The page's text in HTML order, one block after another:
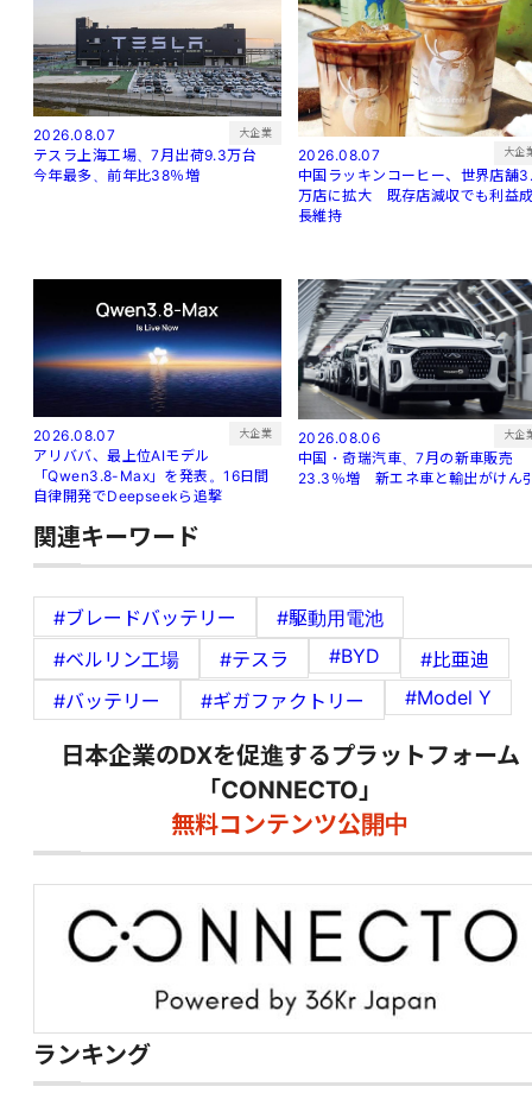
2026.08.07 大企業
テスラ上海工場、7月出荷9.3万台
今年最多、前年比38％増
2026.08.07 大企
中国ラッキンコーヒー、世界店舗
万店に拡大 既存店減収でも利益
長維持
2026.08.07 大企業
アリババ、最上位AIモデル
「Qwen3.8-Max」を発表。16日間
自律開発でDeepseekら追撃
2026.08.06 大企
中国・奇瑞汽車、7月の新車販売
23.3％増 新エネ車と輸出がけん
関連キーワード
#ブレードバッテリー
#駆動用電池
#ベルリン工場
#テスラ #BYD
#比亜迪
#バッテリー
#ギガファクトリー #Model Y
日本企業のDXを促進するプラットフォーム
「CONNECTO」
無料コンテンツ公開中
ランキング